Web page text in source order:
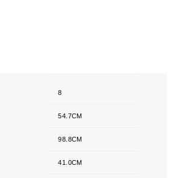
8
54.7CM
98.8CM
41.0CM